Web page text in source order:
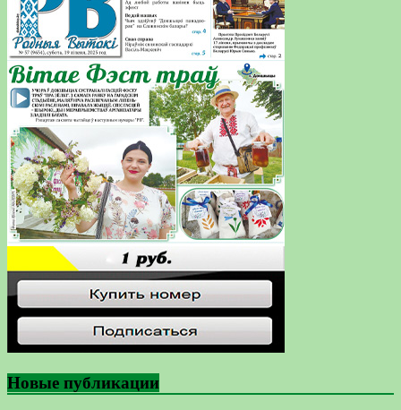
Новые публикации